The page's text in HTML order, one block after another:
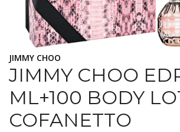
JIMMY CHOO
JIMMY CHOO
ML+100 BODY
COFANETTO